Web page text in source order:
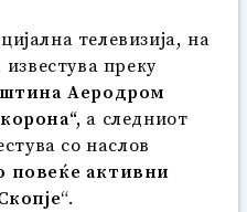
телевизија, на
преку
Аеродром
а следниот
со наслов
повеќе активни
“.